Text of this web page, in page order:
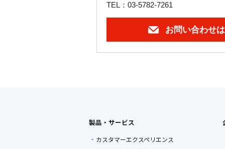
TEL：03-5782-7261
お問い合わせ
製品・サービス
カスタマーエクスペリエンス